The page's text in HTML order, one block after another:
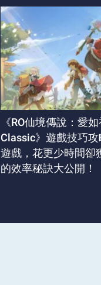
《RO仙境傳說：愛
Classic》遊戲技巧
遊戲，花更少時間卻
的效率秘訣大公開！